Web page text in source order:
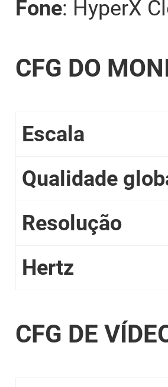
Fone: HyperX
CFG DO
Escala
Qualidade
Resolução
Hertz
CFG DE